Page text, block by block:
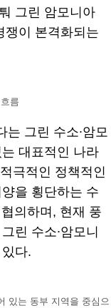
그린 암모니아
쟁이 본격화되는
름
는 그린 수소∙암모
대표적인 나라
극적인 정책적인
을 횡단하는 수
의하며, 현재 풍
린 수소∙암모니
다.
있는 동부 지역을 중심으